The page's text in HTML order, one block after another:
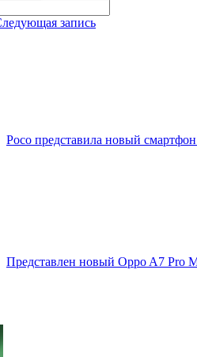
запись
Poco представила новый
Представлен новый Oppo A7 Pro